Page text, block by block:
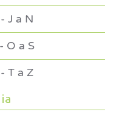
J a N
O a S
T a Z